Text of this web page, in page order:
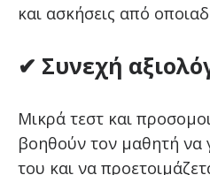
και ασκήσεις από
✔ Συνεχή
Μικρά τεστ και
βοηθούν τον μαθητή να
του και να